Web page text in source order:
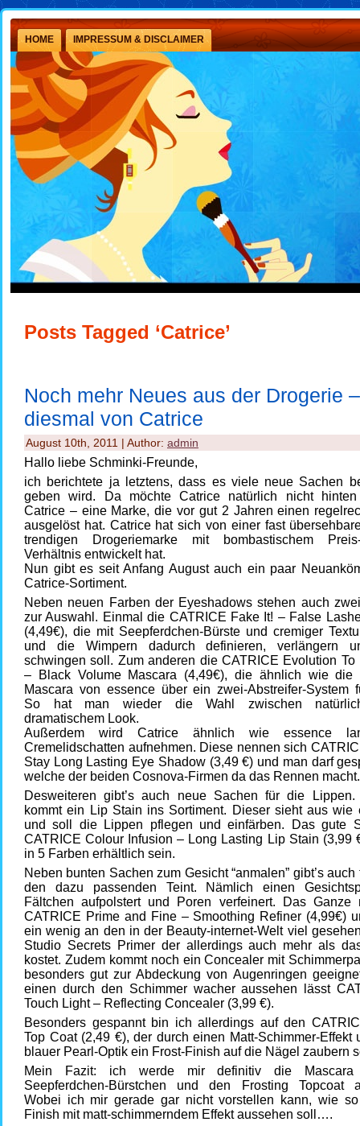
HOME IMPRESSUM & DISCLAIMER
Posts Tagged ‘Catrice’
Noch mehr Neues aus der Drogerie –
diesmal von Catrice
August 10th, 2011 | Author: admin
Hallo liebe Schminki-Freunde,
ich berichtete ja letztens, dass es viele neue Sachen
geben wird. Da möchte Catrice natürlich nicht hinten
Catrice – eine Marke, die vor gut 2 Jahren einen
ausgelöst hat. Catrice hat sich von einer fast
trendigen Drogeriemarke mit bombastischem Preis-
Verhältnis entwickelt hat.
Nun gibt es seit Anfang August auch ein paar
Catrice-Sortiment.
Neben neuen Farben der Eyeshadows stehen auch
zur Auswahl. Einmal die CATRICE Fake It! – False
(4,49€), die mit Seepferdchen-Bürste und cremiger
und die Wimpern dadurch definieren, verlängern
schwingen soll. Zum anderen die CATRICE Evolution To
– Black Volume Mascara (4,49€), die ähnlich wie die
Mascara von essence über ein zwei-Abstreifer-System
So hat man wieder die Wahl zwischen
dramatischem Look.
Außerdem wird Catrice ähnlich wie essence
Cremelidschatten aufnehmen. Diese nennen sich
Stay Long Lasting Eye Shadow (3,49 €) und man darf
welche der beiden Cosnova-Firmen da das Rennen macht.
Desweiteren gibt’s auch neue Sachen für die
kommt ein Lip Stain ins Sortiment. Dieser sieht aus wie
und soll die Lippen pflegen und einfärben. Das gute
CATRICE Colour Infusion – Long Lasting Lip Stain (3,99
in 5 Farben erhältlich sein.
Neben bunten Sachen zum Gesicht “anmalen” gibt’s auch
den dazu passenden Teint. Nämlich einen
Fältchen aufpolstert und Poren verfeinert. Das Ganze
CATRICE Prime and Fine – Smoothing Refiner (4,99€)
ein wenig an den in der Beauty-internet-Welt viel
Studio Secrets Primer der allerdings auch mehr als
kostet. Zudem kommt noch ein Concealer mit
besonders gut zur Abdeckung von Augenringen
einen durch den Schimmer wacher aussehen lässt
Touch Light – Reflecting Concealer (3,99 €).
Besonders gespannt bin ich allerdings auf den
Top Coat (2,49 €), der durch einen Matt-Schimmer-Effekt
blauer Pearl-Optik ein Frost-Finish auf die Nägel zaubern
Mein Fazit: ich werde mir definitiv die
Seepferdchen-Bürstchen und den Frosting Topcoat
Wobei ich mir gerade gar nicht vorstellen kann, wie
Finish mit matt-schimmerndem Effekt aussehen soll….